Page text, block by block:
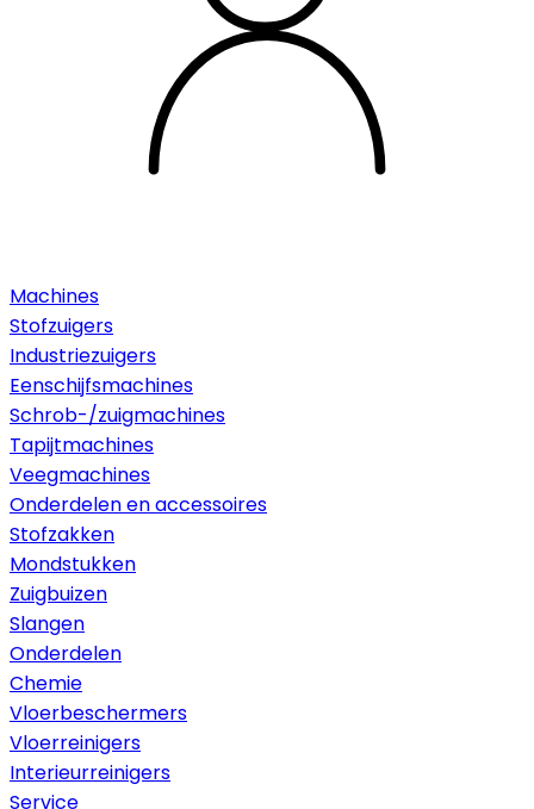
Machines
Stofzuigers
Industriezuigers
Eenschijfsmachines
Schrob-/zuigmachines
Tapijtmachines
Veegmachines
Onderdelen en accessoires
Stofzakken
Mondstukken
Zuigbuizen
Slangen
Onderdelen
Chemie
Vloerbeschermers
Vloerreinigers
Interieurreinigers
Service